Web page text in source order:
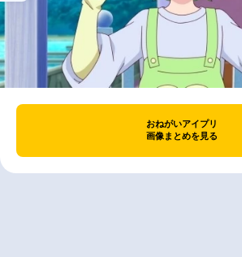
おねがいアイプリ
画像まとめを見る